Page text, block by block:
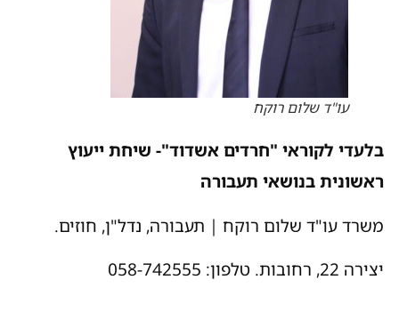
עו"ד שלום רוקח
בלעדי לקוראי "חרדים אשדוד"- שיחת ייעוץ
ראשונית בנושאי תעבורה
משרד עו"ד שלום רוקח | תעבורה, נדל"ן, חוזים.
יצירה 22, רחובות. טלפון: 058-742555